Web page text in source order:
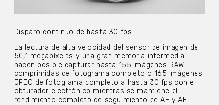
Disparo continuo de hasta 30 fps
La lectura de alta velocidad del sensor de imagen de
50,1 megapíxeles y una gran memoria intermedia
hacen posible capturar hasta 155 imágenes RAW
comprimidas de fotograma completo o 165 imágenes
JPEG de fotograma completo a hasta 30 fps con el
obturador electrónico mientras se mantiene el
rendimiento completo de seguimiento de AF y AE.